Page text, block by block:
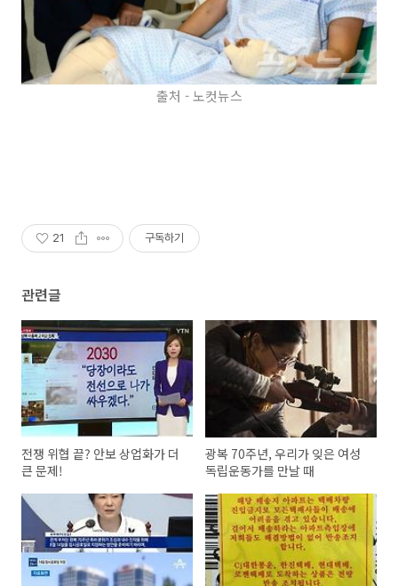
출처 - 노컷뉴스
21 구독하기
관련글
전쟁 위협 끝? 안보 상업화가 더
큰 문제!
광복 70주년, 우리가 잊은 여성
독립운동가를 만날 때